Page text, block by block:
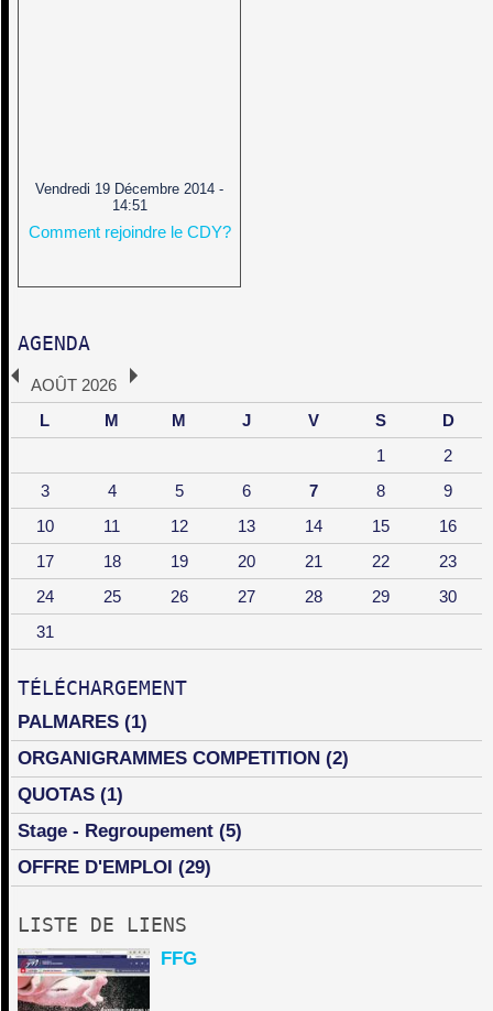
AGENDA
AOÛT 2026
L
M M J V S
D
1
2
3
4 5 6 7 8
9
10
11 12 13 14 15
16
17
18 19 20 21 22
23
24
25 26 27 28 29
30
31
TÉLÉCHARGEMENT
PALMARES (1)
ORGANIGRAMMES COMPETITION (2)
QUOTAS (1)
Stage - Regroupement (5)
OFFRE D'EMPLOI (29)
LISTE DE LIENS
FFG
Vendredi 19 Décembre 2014 -
14:51
Comment rejoindre le CDY?